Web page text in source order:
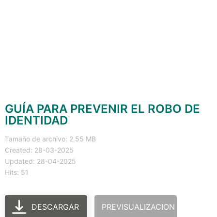
GUÍA PARA PREVENIR EL ROBO DE
IDENTIDAD
Tamaño de archivo: 2.55 MB
Created: 28-03-2025
Updated: 28-04-2025
Hits: 51
DESCARGAR PREVISUALIZACION